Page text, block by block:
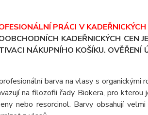
PRÁCI V
KADEŘNICKÝCH CEN
NÁKUPNÍHO KOŠÍKU.
barva na vlasy s organickými
na filozofii řady Biokera, pro kterou
nebo resorcinol. Barvy obsahují